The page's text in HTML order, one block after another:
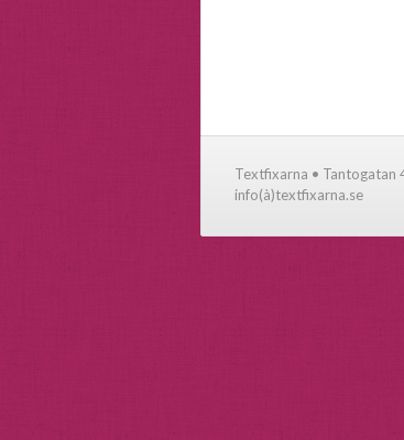
Textfixarna •
info(à)textfixarna.se